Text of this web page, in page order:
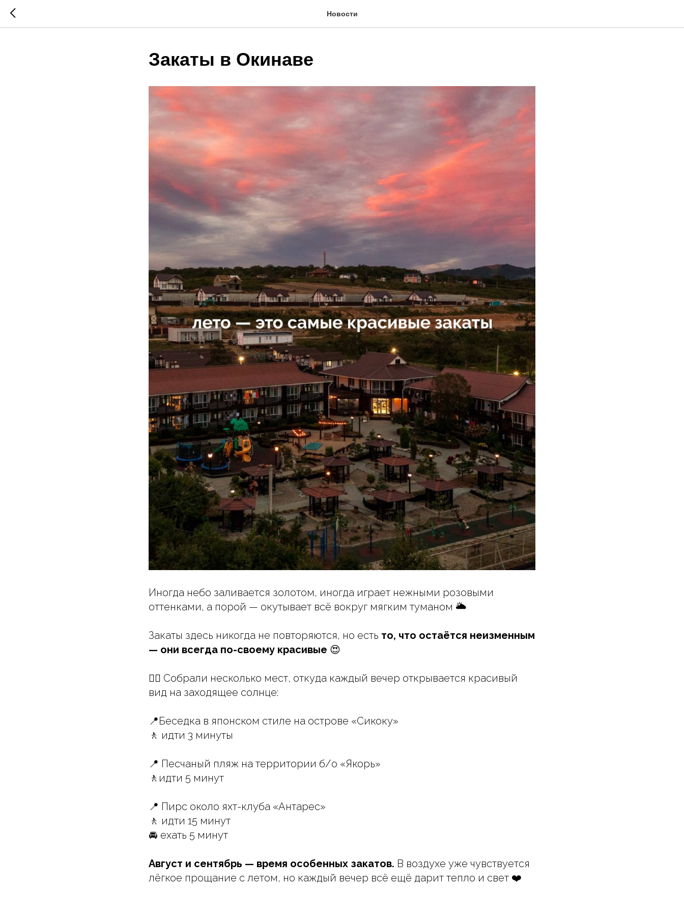
Новости
Закаты в Окинаве
Иногда небо заливается золотом, иногда играет нежными розовыми
оттенками, а порой — окутывает всё вокруг мягким туманом 🌥️
Закаты здесь никогда не повторяются, но есть то, что остаётся неизменным
— они всегда по-своему красивые 😍
👉🏻 Собрали несколько мест, откуда каждый вечер открывается красивый
вид на заходящее солнце:
📍Беседка в японском стиле на острове «Сикоку»
🚶 идти 3 минуты
📍 Песчаный пляж на территории б/о «Якорь»
🚶идти 5 минут
📍 Пирс около яхт-клуба «Антарес»
🚶 идти 15 минут
🚘 ехать 5 минут
Август и сентябрь — время особенных закатов. В воздухе уже чувствуется
лёгкое прощание с летом, но каждый вечер всё ещё дарит тепло и свет ❤️